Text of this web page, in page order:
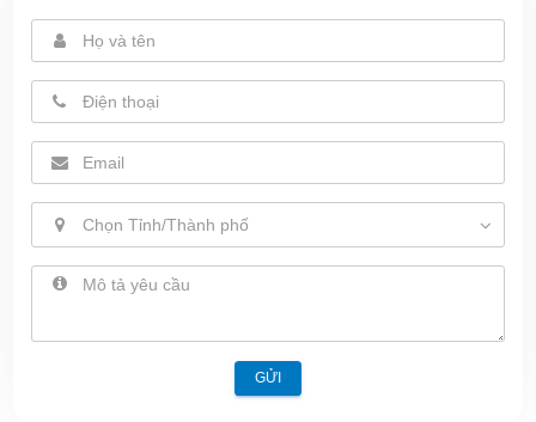
Chọn Tỉnh/Thành phố
GỬI